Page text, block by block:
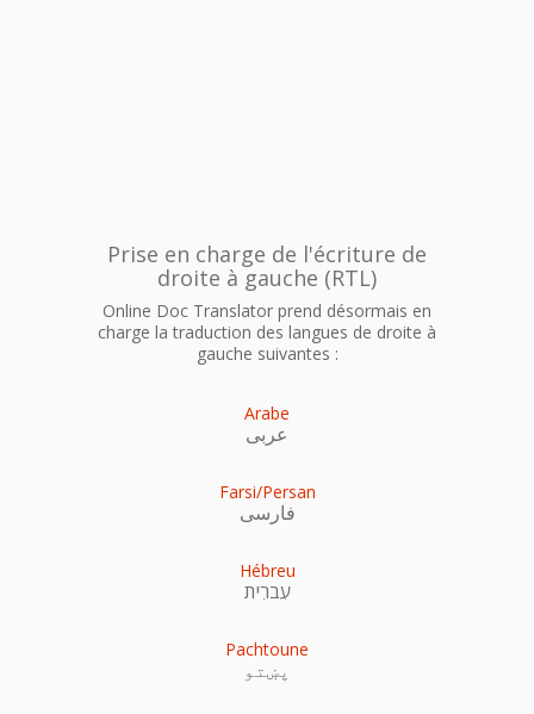
Prise en charge de l'écriture de
droite à gauche (RTL)
Online Doc Translator prend désormais en
charge la traduction des langues de droite à
gauche suivantes :
Arabe
عربى
Farsi/Persan
فارسی
Hébreu
עִברִית
Pachtoune
پښتو